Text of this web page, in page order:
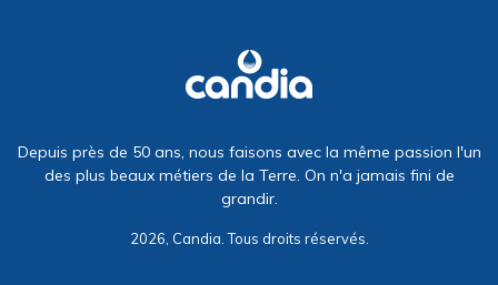
Depuis près de 50 ans, nous faisons avec la même passion l'un
des plus beaux métiers de la Terre. On n'a jamais fini de
grandir.
2026, Candia. Tous droits réservés.